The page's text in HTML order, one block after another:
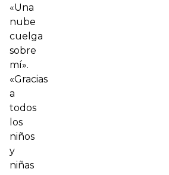
«Una
nube
cuelga
sobre
mí».
«Gracias
a
todos
los
niños
y
niñas